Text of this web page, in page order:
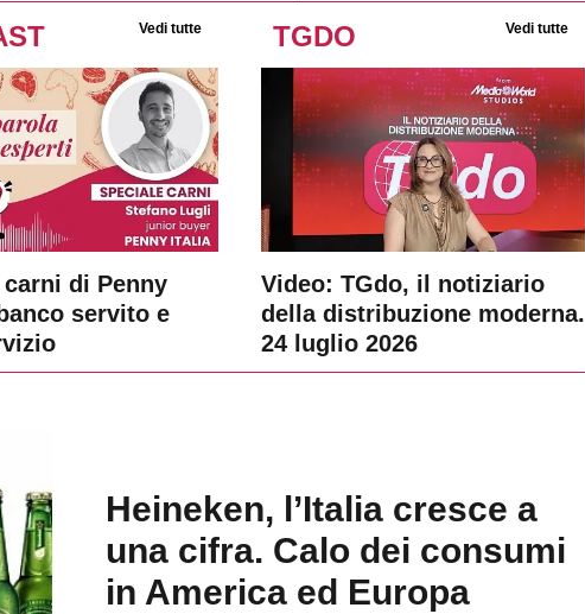
Vedi tutte
di Penny
servito e
TGDO Vedi tutte
Video: TGdo, il notiziario
della distribuzione moderna.
24 luglio 2026
Heineken, l’Italia cresce a
una cifra. Calo dei consumi
in America ed Europa